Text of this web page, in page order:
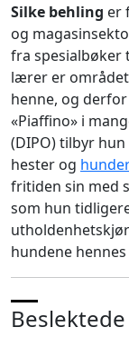
Silke behling er
og
fra spesialbøker
lærer er
henne, og
«Piaffino» i
(DIPO) tilbyr
hester og
fritiden sin med
som hun
hundene hennes